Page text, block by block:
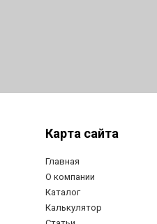
Карта сайта
Главная
О компании
Каталог
Калькулятор